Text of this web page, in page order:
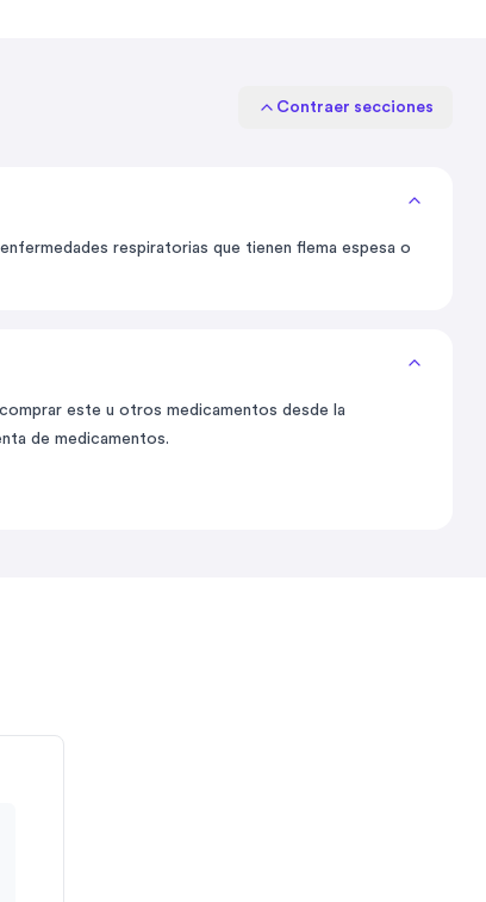
Contraer secciones
respiratorias que tienen flema espesa o
este u otros medicamentos desde la
de medicamentos.